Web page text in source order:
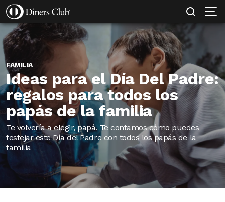
Pasar
al
contenido
principal
FAMILIA
Ideas para el Día Del Padre:
regalos para todos los
papás de la familia
Te volvería a elegir, papá. Te contamos cómo puedes
festejar este Día del Padre con todos los papás de la
familia